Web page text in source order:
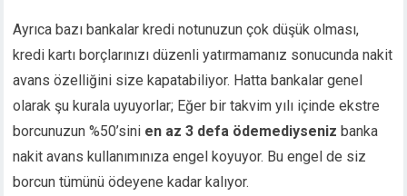
Panel
panel
Panel
Panel
Panel
Ayrıca bazı bankalar kredi notunuzun çok düşük olması,
kredi kartı borçlarınızı düzenli yatırmamanız sonucunda nakit
avans özelliğini size kapatabiliyor. Hatta bankalar genel
olarak şu kurala uyuyorlar; Eğer bir takvim yılı içinde ekstre
borcunuzun %50’sini en az 3 defa ödemediysenizbanka
nakit avans kullanımınıza engel koyuyor. Bu engel de siz
borcun tümünü ödeyene kadar kalıyor.